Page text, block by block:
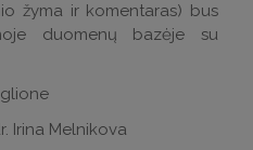
žyma ir komentaras) bus
duomenų bazėje su
Irina Melnikova